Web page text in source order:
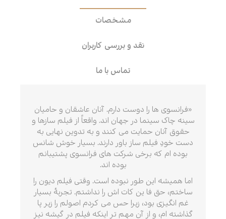
مشخصات
نقد و بررسی کاربران
تماس با ما
«فرانسوی ها را دوست دارم. آنان عاشقان و حامیان
سینه چاک سینما در جهان اند. واقعاً از فیلم سازها و
حقوق آنان حمایت می کنند و به تدوین نهایی به
دست خودِ فیلم ساز باور دارند. بسیار خوش شانس
بوده ام که برخی شرکت های فرانسوی پشتیبانم
بوده اند.
اما همیشه این طور نبوده است. وقتی فیلم دیون را
ساختم، حق فا ین کات اش را نداشتم. تجربهٔ بسیار
غم انگیزی بود، زیرا حس می کردم اصولم را زیر پا
گذاشته ام، و از آن مهم تر اینکه فیلم در گیشه نیز